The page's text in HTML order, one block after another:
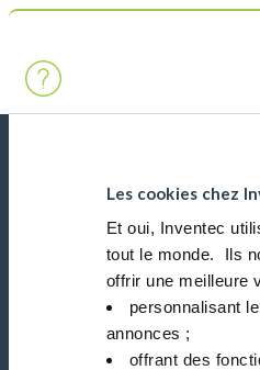
Les cookies chez
Et oui, Inventec
tout le monde. ​ Ils
offrir une meilleure
personnalisant
annonces ;​
offrant des
Main Navigation
Restez connecté avec notre